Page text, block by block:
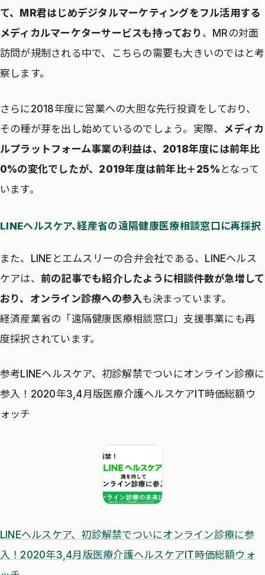
て、MR君はじめデジタルマーケティングをフル活用する
メディカルマーケターサービスも持っており 、MRの対面
訪問が規制される中で、こちらの需要も大きいのではと考
察します。
さらに2018年度に営業への大胆な先行投資をしており、
その種が芽を出し始めているのでしょう。実際、 メディカ
ルプラットフォーム事業の利益は、2018年度には前年比
0%の変化でしたが、2019年度は前年比＋25% となって
います。
LINEヘルスケア、経産省の遠隔健康医療相談窓口に再採択
また、LINEとエムスリーの合弁会社である、LINEヘルス
ケアは、 前の記事でも紹介したように相談件数が急増して
おり、オンライン診療への参入 も決まっています。
経済産業省の「遠隔健康医療相談窓口」支援事業にも再
度採択されています。
参考LINEヘルスケア、初診解禁でついにオンライン診療に
参入！2020年3,4月版医療介護ヘルスケアIT時価総額ウ
ォッチ
LINEヘルスケア、初診解禁でついにオンライン診療に参
入！2020年3,4月版医療介護ヘルスケアIT時価総額ウォ